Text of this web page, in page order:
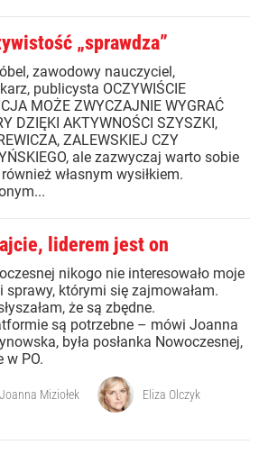
„sprawdza”
zawodowy nauczyciel,
publicysta OCZYWIŚCIE
MOŻE ZWYCZAJNIE WYGRAĆ
DZIĘKI AKTYWNOŚCI SZYSZKI,
ZALEWSKIEJ CZY
ale zazwyczaj warto sobie
własnym wysiłkiem.
liderem jest on
nikogo nie interesowało moje
sprawy, którymi się zajmowałam.
że są zbędne.
są potrzebne – mówi Joanna
była posłanka Nowoczesnej,
w PO.
Joanna Miziołek Eliza Olczyk